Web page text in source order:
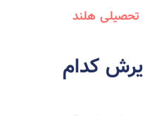
هلند
کدام